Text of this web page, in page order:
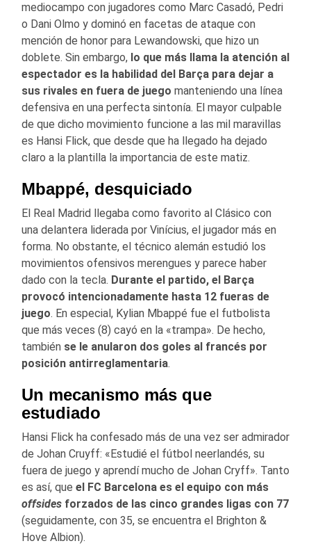
mediocampo con jugadores como Marc Casadó, Pedri
o Dani Olmo y dominó en facetas de ataque con
mención de honor para Lewandowski, que hizo un
doblete. Sin embargo, lo que más llama la atención al
espectador es la habilidad del Barça para dejar a
sus rivales en fuera de juego manteniendo una línea
defensiva en una perfecta sintonía. El mayor culpable
de que dicho movimiento funcione a las mil maravillas
es Hansi Flick, que desde que ha llegado ha dejado
claro a la plantilla la importancia de este matiz.
Mbappé, desquiciado
El Real Madrid llegaba como favorito al Clásico con
una delantera liderada por Vinícius, el jugador más en
forma. No obstante, el técnico alemán estudió los
movimientos ofensivos merengues y parece haber
dado con la tecla. Durante el partido, el Barça
provocó intencionadamente hasta 12 fueras de
juego. En especial, Kylian Mbappé fue el futbolista
que más veces (8) cayó en la «trampa». De hecho,
también se le anularon dos goles al francés por
posición antirreglamentaria.
Un mecanismo más que
estudiado
Hansi Flick ha confesado más de una vez ser admirador
de Johan Cruyff: «Estudié el fútbol neerlandés, su
fuera de juego y aprendí mucho de Johan Cryff». Tanto
es así, que el FC Barcelona es el equipo con más
offsides forzados de las cinco grandes ligas con 77
(seguidamente, con 35, se encuentra el Brighton &
Hove Albion).